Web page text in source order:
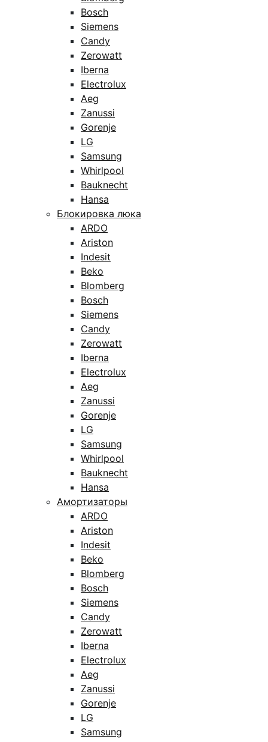
Bosch
Siemens
Candy
Zerowatt
Iberna
Electrolux
Aeg
Zanussi
Gorenje
LG
Samsung
Whirlpool
Bauknecht
Hansa
Блокировка люка
ARDO
Ariston
Indesit
Beko
Blomberg
Bosch
Siemens
Candy
Zerowatt
Iberna
Electrolux
Aeg
Zanussi
Gorenje
LG
Samsung
Whirlpool
Bauknecht
Hansa
Амортизаторы
ARDO
Ariston
Indesit
Beko
Blomberg
Bosch
Siemens
Candy
Zerowatt
Iberna
Electrolux
Aeg
Zanussi
Gorenje
LG
Samsung